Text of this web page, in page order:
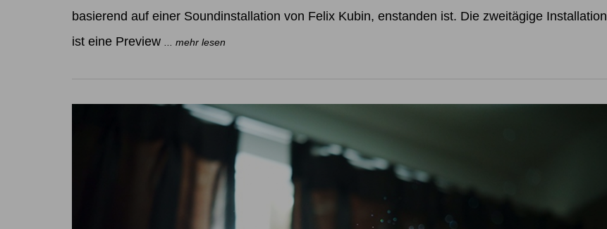
basierend auf einer Soundinstallation von Felix Kubin, enstanden ist. Die zweitägige Installation
ist eine Preview
... mehr lesen